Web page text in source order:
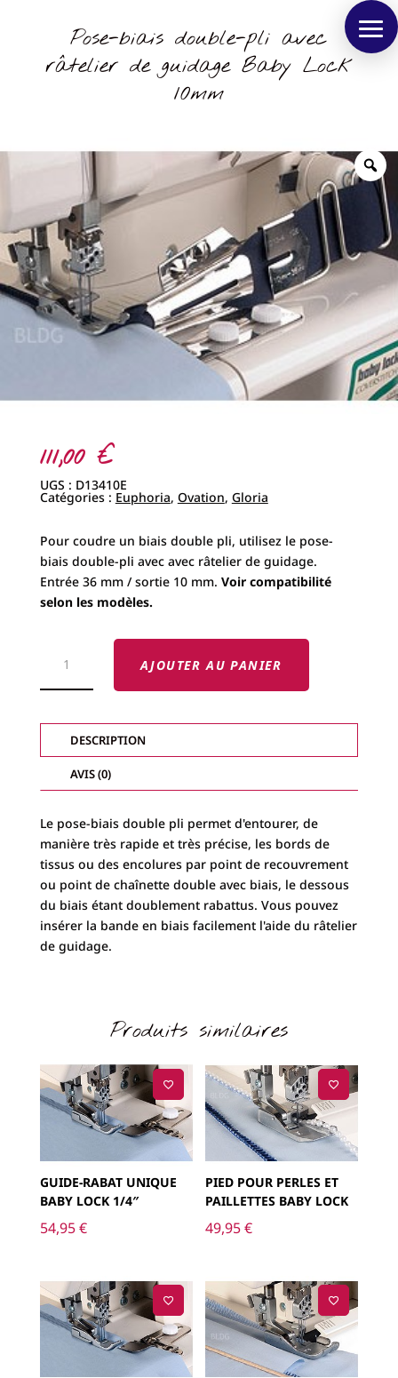
Pose-biais double-pli avec
râtelier de guidage Baby Lock
10mm
111,00 €
UGS : D13410E
Catégories : Euphoria, Ovation, Gloria
Pour coudre un biais double pli, utilisez le pose-
biais double-pli avec avec râtelier de guidage.
Entrée 36 mm / sortie 10 mm. Voir compatibilité
selon les modèles.
POSE-
DOUBLE-
AVEC
RÂTELIER
GUIDAGE
10MM
AJOUTER AU PANIER
DESCRIPTION
AVIS (0)
Le pose-biais double pli permet d'entourer, de
manière très rapide et très précise, les bords de
tissus ou des encolures par point de recouvrement
ou point de chaînette double avec biais, le dessous
du biais étant doublement rabattus. Vous pouvez
insérer la bande en biais facilement l'aide du râtelier
de guidage.
Produits similaires
GUIDE-RABAT UNIQUE
BABY LOCK 1/4″
54,95€
PIED POUR PERLES ET
PAILLETTES BABY LOCK
49,95€